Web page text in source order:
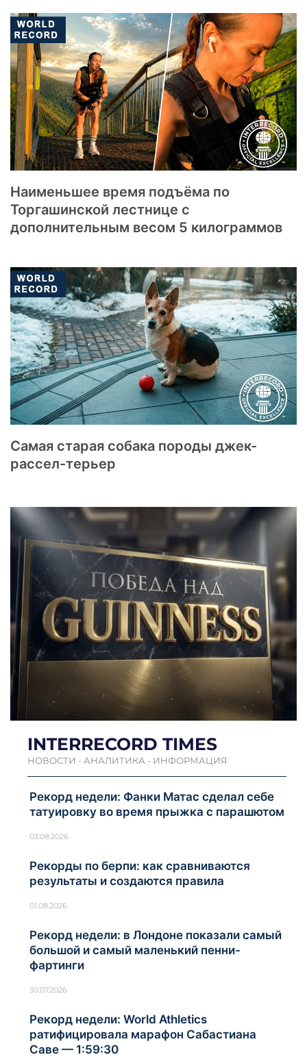
Наименьшее время подъёма по
Торгашинской лестнице с
дополнительным весом 5 килограммов
Самая старая собака породы джек-
рассел-терьер
INTERRECORD TIMES
НОВОСТИ - АНАЛИТИКА - ИНФОРМАЦИЯ
Рекорд недели: Фанки Матас сделал себе
татуировку во время прыжка с парашютом
03.08.2026
Рекорды по берпи: как сравниваются
результаты и создаются правила
01.08.2026
Рекорд недели: в Лондоне показали самый
большой и самый маленький пенни-
фартинги
30.07.2026
Рекорд недели: World Athletics
ратифицировала марафон Сабастиана
Саве — 1:59:30